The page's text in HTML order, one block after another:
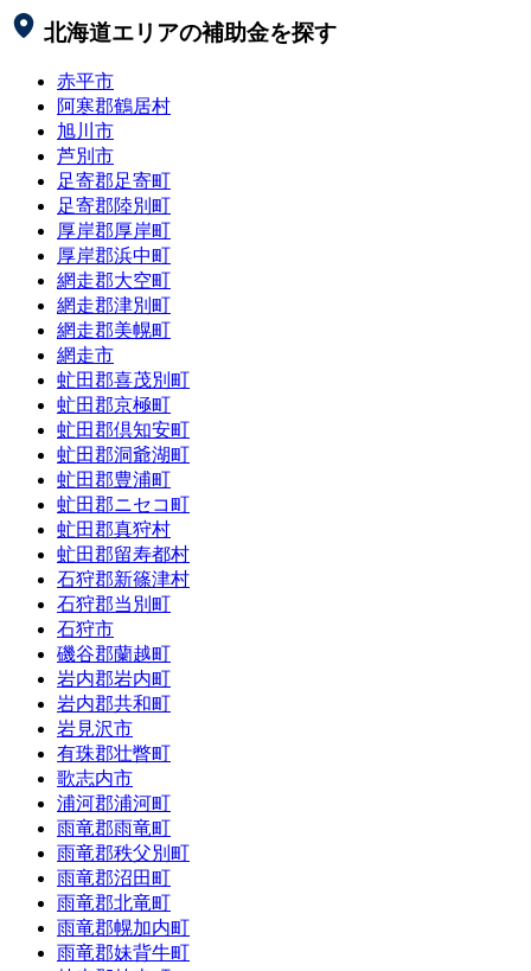
北海道エリアの補助金を探す
赤平市
阿寒郡鶴居村
旭川市
芦別市
足寄郡足寄町
足寄郡陸別町
厚岸郡厚岸町
厚岸郡浜中町
網走郡大空町
網走郡津別町
網走郡美幌町
網走市
虻田郡喜茂別町
虻田郡京極町
虻田郡倶知安町
虻田郡洞爺湖町
虻田郡豊浦町
虻田郡ニセコ町
虻田郡真狩村
虻田郡留寿都村
石狩郡新篠津村
石狩郡当別町
石狩市
磯谷郡蘭越町
岩内郡岩内町
岩内郡共和町
岩見沢市
有珠郡壮瞥町
歌志内市
浦河郡浦河町
雨竜郡雨竜町
雨竜郡秩父別町
雨竜郡沼田町
雨竜郡北竜町
雨竜郡幌加内町
雨竜郡妹背牛町